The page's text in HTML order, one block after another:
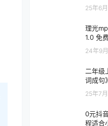
25年6
理光
1.0 免
24年9
二年级
词成句
25年7月
0元抖
程适合